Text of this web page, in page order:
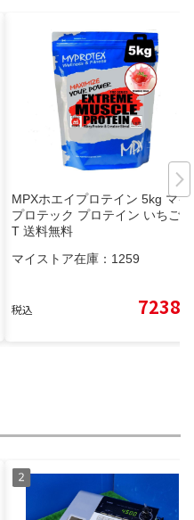
MPXホエイプロテイン 5kg マイ
プロテック プロテイン いちご味
T 送料無料
マイストア在庫： 1259
税込 7238